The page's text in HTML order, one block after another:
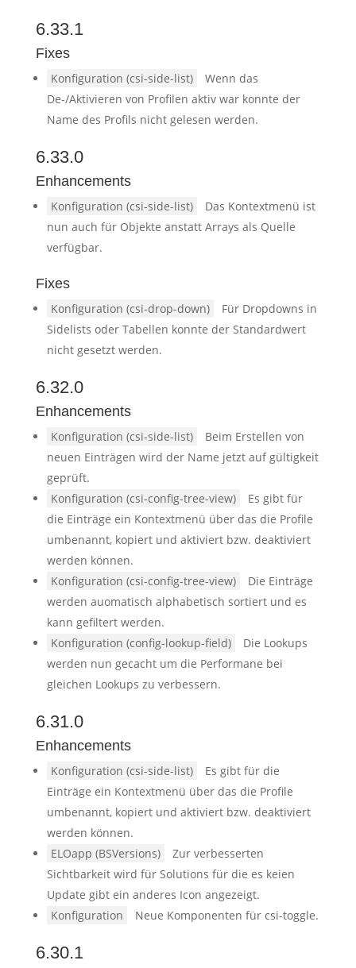
6.33.1
Fixes
Konfiguration (csi-side-list)
Wenn das
De-/Aktivieren von Profilen aktiv war konnte der
Name des Profils nicht gelesen werden.
6.33.0
Enhancements
Konfiguration (csi-side-list)
Das Kontextmenü ist
nun auch für Objekte anstatt Arrays als Quelle
verfügbar.
Fixes
Konfiguration (csi-drop-down)
Für Dropdowns in
Sidelists oder Tabellen konnte der Standardwert
nicht gesetzt werden.
6.32.0
Enhancements
Konfiguration (csi-side-list)
Beim Erstellen von
neuen Einträgen wird der Name jetzt auf gültigkeit
geprüft.
Konfiguration (csi-config-tree-view)
Es gibt für
die Einträge ein Kontextmenü über das die Profile
umbenannt, kopiert und aktiviert bzw. deaktiviert
werden können.
Konfiguration (csi-config-tree-view)
Die Einträge
werden auomatisch alphabetisch sortiert und es
kann gefiltert werden.
Konfiguration (config-lookup-field)
Die Lookups
werden nun gecacht um die Performane bei
gleichen Lookups zu verbessern.
6.31.0
Enhancements
Konfiguration (csi-side-list)
Es gibt für die
Einträge ein Kontextmenü über das die Profile
umbenannt, kopiert und aktiviert bzw. deaktiviert
werden können.
ELOapp (BSVersions)
Zur verbesserten
Sichtbarkeit wird für Solutions für die es keien
Update gibt ein anderes Icon angezeigt.
Konfiguration
Neue Komponenten für csi-toggle.
6.30.1